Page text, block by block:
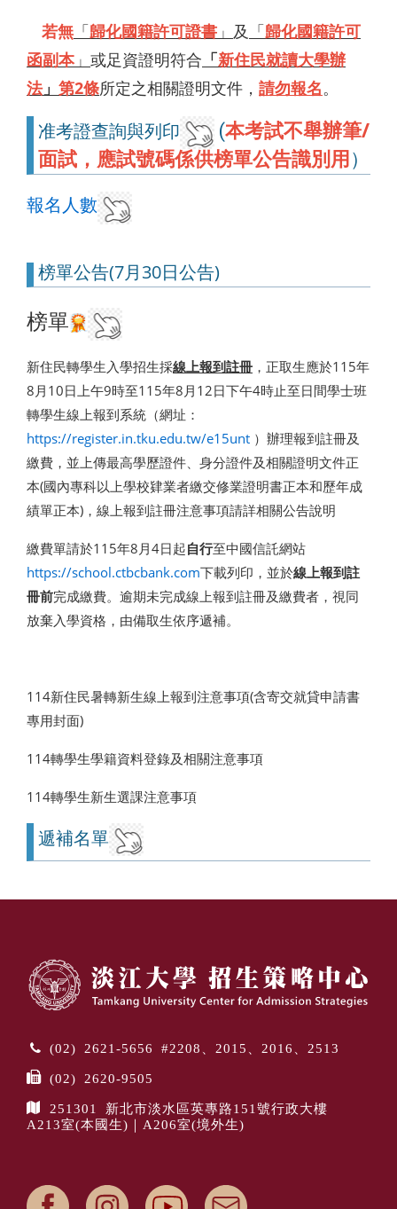
若無 「歸化國籍許可證書 」 及 「歸化國籍許可
函副本」 或足資證明符合 「新住民就讀大學辦
法」 第2條所定之相關證明文件， 請勿報名。
准考證查詢與列印 (本考試不舉辦筆/
面試，應試號碼係供榜單公告識別用）
報名人數
榜單公告(7月30日公告)
榜單
新住民轉學生入學招生採線上報到註冊 ，正取生應於115年
8月10日上午9時至115年8月12日下午4時止至日間學士班
轉學生線上報到系統（網址：
https://register.in.tku.edu.tw/e15unt ）辦理報到註冊及
繳費，並上傳最高學歷證件、身分證件及相關證明文件正
本(國內專科以上學校肄業者繳交修業證明書正本和歷年成
績單正本)，線上報到註冊注意事項請詳相關公告說明
繳費單請於115年8月4日起自行至中國信託網站
https://school.ctbcbank.com下載列印，並於線上報到註
冊前完成繳費。逾期未完成線上報到註冊及繳費者，視同
放棄入學資格，由備取生依序遞補。
114新住民暑轉新生線上報到注意事項(含寄交就貸申請書
專用封面)
114轉學生學籍資料登錄及相關注意事項
114轉學生新生選課注意事項
遞補名單
(02) 2621-5656 #2208、2015、2016、2513
(02) 2620-9505
251301 新北市淡水區英專路151號行政大樓
A213室(本國生)｜A206室(境外生)